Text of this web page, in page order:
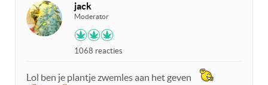
jack
Moderator
1068 reacties
Lol ben je plantje zwemles aan het geven